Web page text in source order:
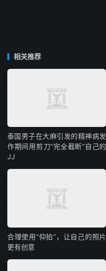
相关推荐
泰国男子在大麻引发的精神病发
作期间用剪刀“完全截断”自己的
JJ
合理使用“仰拍”，让自己的照片
更有创意